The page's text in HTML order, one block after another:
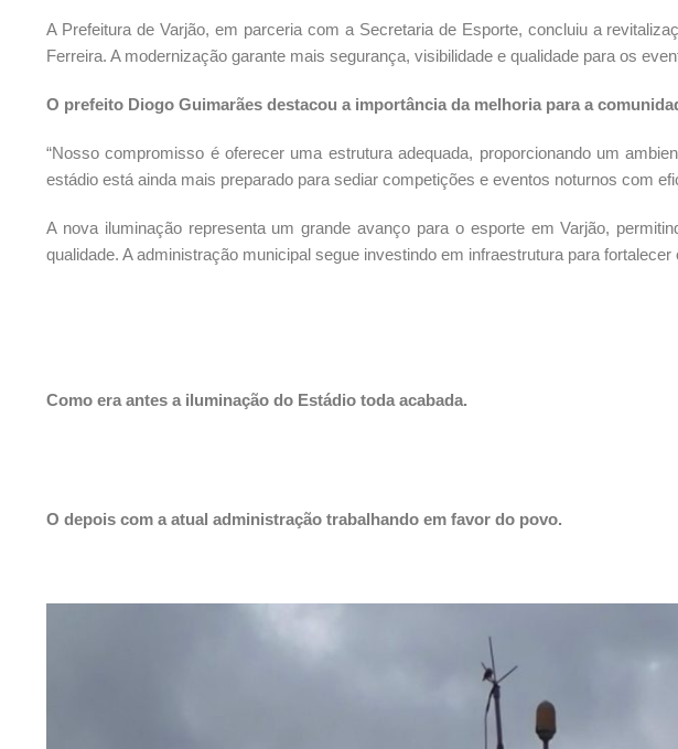
A Prefeitura de Varjão, em parceria com a Secretaria de Esporte, concluiu a
Ferreira. A modernização garante mais segurança, visibilidade e qualidade para os
O prefeito Diogo Guimarães destacou a importância da melhoria para a
“Nosso compromisso é oferecer uma estrutura adequada, proporcionando um
estádio está ainda mais preparado para sediar competições e eventos noturnos com
A nova iluminação representa um grande avanço para o esporte em Varjão,
qualidade. A administração municipal segue investindo em infraestrutura para
Como era antes a iluminação do Estádio toda acabada.
O depois com a atual administração trabalhando em favor do povo.